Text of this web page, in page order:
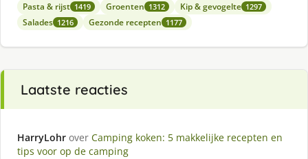
Pasta & rijst 1419 Groenten 1312 Kip & gevogelte 1297
Salades 1216 Gezonde recepten 1177
Laatste reacties
HarryLohr over Camping koken: 5 makkelijke recepten en
tips voor op de camping